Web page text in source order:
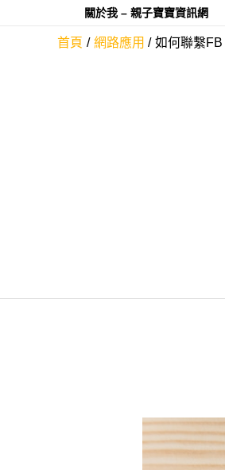
關於我 – 親子寶寶資訊網
首頁 網路應用 如何聯繫